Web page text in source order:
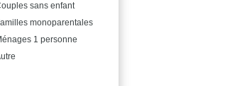
sans enfant
monoparentales
1 personne